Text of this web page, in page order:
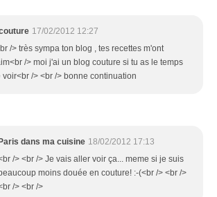
17/02/2012 12:27
/> très sympa ton blog , tes recettes m'ont
/> moi j'ai un blog couture si tu as le temps
voir<br /> <br /> bonne continuation
dans ma cuisine 18/02/2012 17:13
/> <br /> Je vais aller voir ça... meme si je suis
moins douée en couture! :-(<br /> <br />
/> <br />